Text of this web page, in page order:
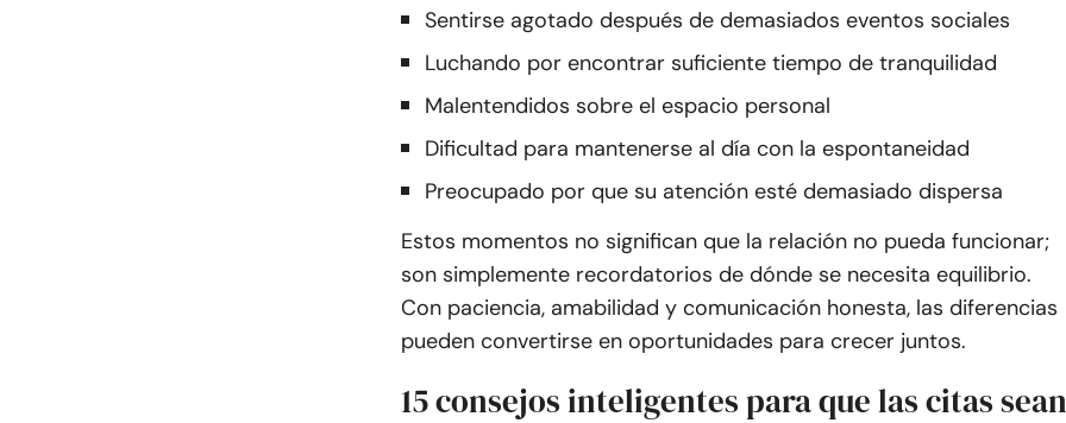
Sentirse agotado después de demasiados eventos sociales
Luchando por encontrar suficiente tiempo de tranquilidad
Malentendidos sobre el espacio personal
Dificultad para mantenerse al día con la espontaneidad
Preocupado por que su atención esté demasiado dispersa
Estos momentos no significan que la relación no pueda funcionar;
son simplemente recordatorios de dónde se necesita equilibrio.
Con paciencia, amabilidad y comunicación honesta, las diferencias
pueden convertirse en oportunidades para crecer juntos.
15 consejos inteligentes para que las citas sean